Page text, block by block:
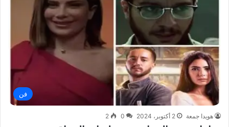
فن
هويدا جمعة 2 أكتوبر، 2024 0
2